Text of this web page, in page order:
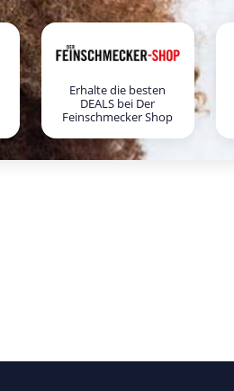
Erhalte die besten
DEALS bei Der
Feinschmecker Shop